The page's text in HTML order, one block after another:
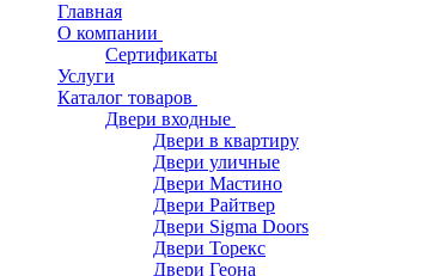
Главная
О компании
Сертификаты
Услуги
Каталог товаров
Двери входные
Двери в квартиру
Двери уличные
Двери Мастино
Двери Райтвер
Двери Sigma Doors
Двери Торекс
Двери Геона